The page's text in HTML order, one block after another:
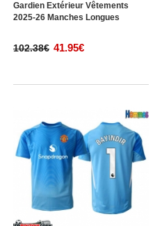
Gardien Extérieur Vêtements
2025-26 Manches Longues
102.38€ 41.95€